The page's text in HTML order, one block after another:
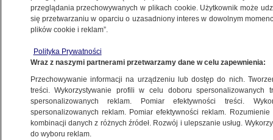
POGODA
Zaczniemy dostawać się pod wpływ
wielkiego wiru niżowego
18.12.2022, 17:54
Udostępnij
przeglądania przechowywanych w plikach cookie. Użytkownik może
się przetwarzaniu w oparciu o uzasadniony interes w dowolnym
plików cookie i reklam”.
Polityka Prywatności
Wraz z naszymi partnerami przetwarzamy dane w celu zapewnienia:
Przechowywanie informacji na urządzeniu lub dostęp do nich.
treści. Wykorzystywanie profili w celu doboru spersonalizowanych
spersonalizowanych reklam. Pomiar efektywności treści.
spersonalizowanych reklam. Pomiar efektywności reklam.
kombinacji danych z różnych źródeł. Rozwój i ulepszanie usług.
do wyboru reklam.